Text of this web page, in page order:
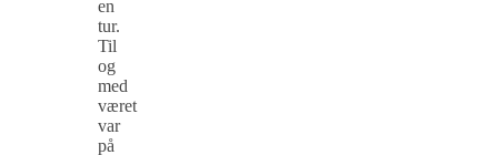
en
tur.
Til
og
med
været
var
på